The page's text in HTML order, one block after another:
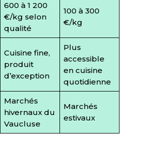
600 à 1 200
€/kg selon
qualité
100 à 300
€/kg
Cuisine fine,
produit
d’exception
Plus
accessible
en cuisine
quotidienne
Marchés
hivernaux du
Vaucluse
Marchés
estivaux